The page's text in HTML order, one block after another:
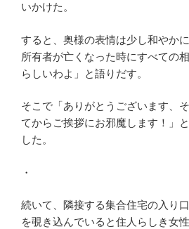
いかけた。
すると、奥様の表情は少し和やか
所有者が亡くなった時にすべての
らしいわよ」と語りだす。
そこで「ありがとうございます、
てからご挨拶にお邪魔します！」
した。
・
続いて、隣接する集合住宅の入り
を覗き込んでいると住人らしき女